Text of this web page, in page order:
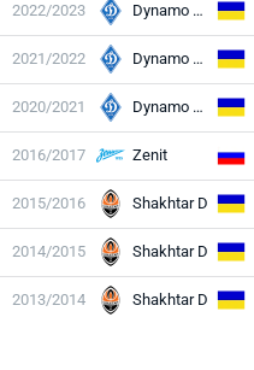
2022/2023 Dynamo Kyiv
2021/2022 Dynamo Kyiv
2020/2021 Dynamo Kyiv
2016/2017 Zenit
2015/2016 Shakhtar D
2014/2015 Shakhtar D
2013/2014 Shakhtar D